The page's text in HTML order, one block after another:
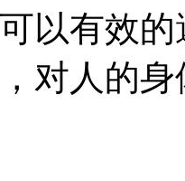
以有效
对人的